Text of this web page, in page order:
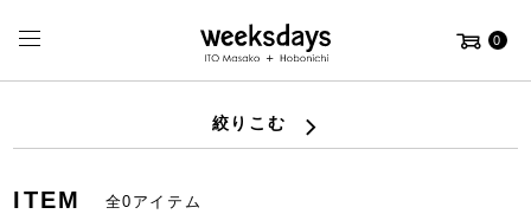
0
絞りこむ
ITEM 全0アイテム